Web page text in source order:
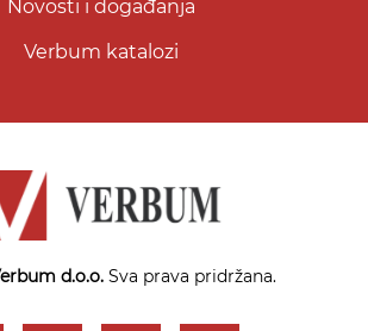
Novosti i događanja
Verbum katalozi
d.o.o. Sva prava pridržana.